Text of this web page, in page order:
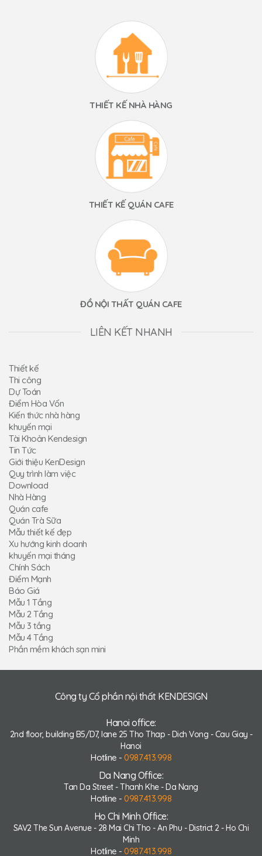
THIẾT KẾ NHÀ HÀNG
THIẾT KẾ QUÁN CAFE
ĐỒ NỘI THẤT QUÁN CAFE
LIÊN KẾT NHANH
Thiết kế
Thi công
Dự Toán
Điểm Hòa Vốn
Kiến thức nhà hàng
khuyến mại
Tài Khoản Kendesign
Tin Tức
Giới thiệu KenDesign
Quy trình làm việc
Download
Nhà Hàng
Quán cafe
Quán Trà Sữa
Mẫu thiết kế đẹp
Xu hướng kinh doanh
khuyến mại tháng
Chính Sách
Điểm Mạnh
Báo Giá
Mẫu 1 Tầng
Mẫu 2 Tầng
Mẫu 3 tầng
Mẫu 4 Tầng
Phần mềm khách sạn mini
Công ty Cổ phần nội thất KENDESIGN
Hanoi office:
2nd floor, building B5/D7, lane 25 Tho Thap - Dich Vong - Cau Giay -
Hanoi
Hotline - 0987.413.998
Da Nang Office:
Tan Da Street - Thanh Khe - Da Nang
Hotline - 0987.413.998
Ho Chi Minh Office:
SAV2 The Sun Avenue - 28 Mai Chi Tho - An Phu - District 2 - Ho Chi
Minh
Hotline - 0987.413.998